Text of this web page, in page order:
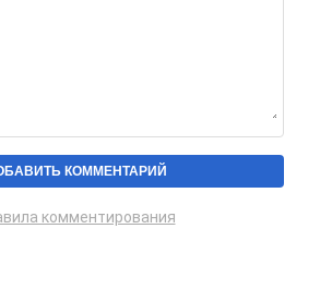
комментирования